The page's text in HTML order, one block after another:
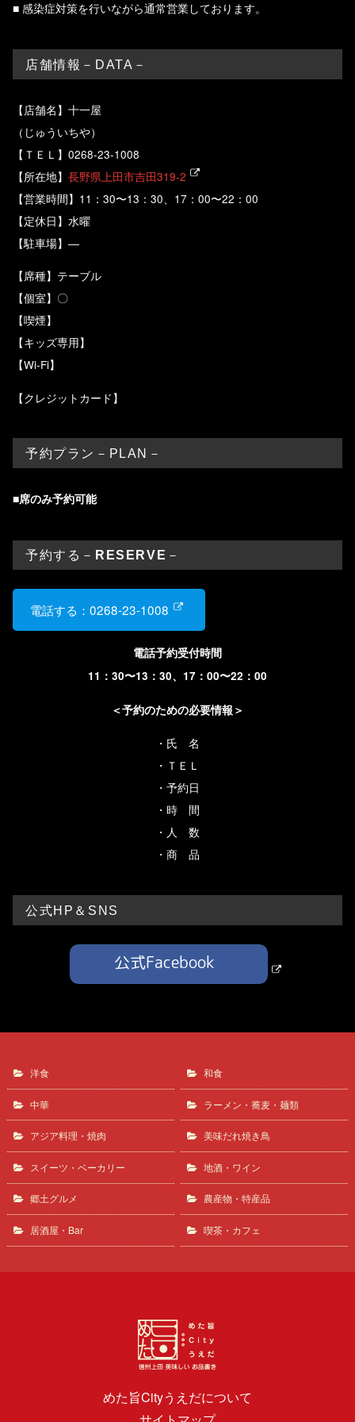
■ 感染症対策を行いながら通常営業しております。
店舗情報－DATA－
【店舗名】十一屋
（じゅういちや）
【ＴＥＬ】0268-23-1008
【所在地】 長野県上田市吉田319-2
【営業時間】11：30〜13：30、17：00〜22：00
【定休日】水曜
【駐車場】―
【席種】テーブル
【個室】〇
【喫煙】
【キッズ専用】
【Wi-Fi】
【クレジットカード】
予約プラン－PLAN－
■席のみ予約可能
予約する－ RESERVE －
電話する：0268-23-1008
電話予約受付時間
11：30〜13：30、17：00〜22：00
＜予約のための必要情報＞
・氏 名
・ＴＥＬ
・予約日
・時 間
・人 数
・商 品
公式HP＆SNS
洋食 和食
中華 ラーメン・蕎麦・麺類
アジア料理・焼肉 美味だれ焼き鳥
スイーツ・ベーカリー 地酒・ワイン
郷土グルメ 農産物・特産品
居酒屋・Bar 喫茶・カフェ
めた旨Cityうえだについて